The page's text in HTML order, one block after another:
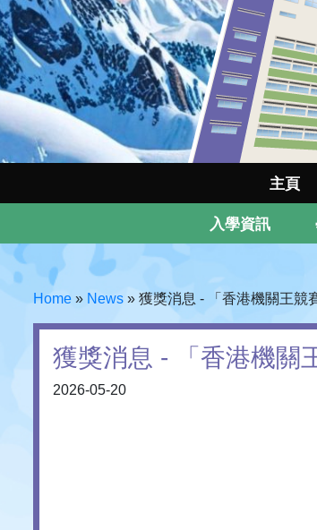
主頁
入學資訊
Home » News » 獲獎消息 - 「香港機關王競
獲獎消息 - 「香港機關
2026-05-20